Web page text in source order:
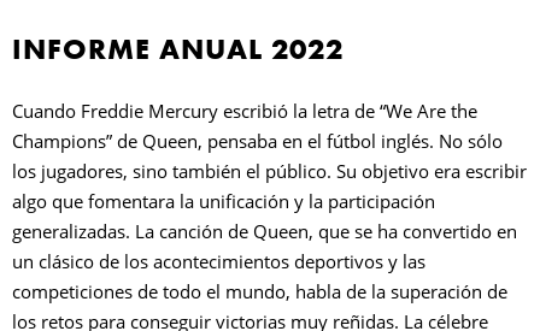
INFORME ANUAL 2022
Cuando Freddie Mercury escribió la letra de “We Are the
Champions” de Queen, pensaba en el fútbol inglés. No sólo
los jugadores, sino también el público. Su objetivo era escribir
algo que fomentara la unificación y la participación
generalizadas. La canción de Queen, que se ha convertido en
un clásico de los acontecimientos deportivos y las
competiciones de todo el mundo, habla de la superación de
los retos para conseguir victorias muy reñidas. La célebre